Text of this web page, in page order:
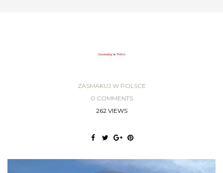
ZASMAKUJ W POLSCE
0 COMMENTS
262 VIEWS